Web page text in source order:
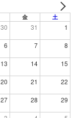
金 土
30 31 1
6 7 8
13 14 15
20 21 22
27 28 29